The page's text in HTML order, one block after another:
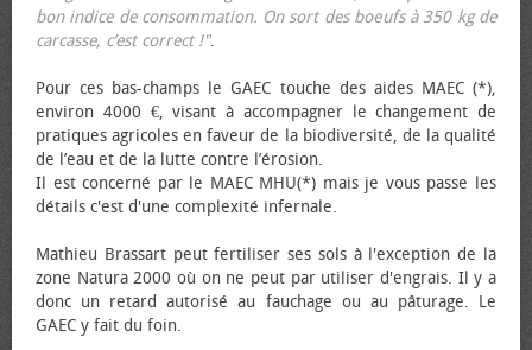
bon indice de consommation. On sort des bœufs à 350 kg de
carcasse, c’est correct !".
Pour ces bas-champs le GAEC touche des aides MAEC (*),
environ 4000 €, visant à accompagner le changement de
pratiques agricoles en faveur de la biodiversité, de la qualité
de l’eau et de la lutte contre l’érosion.
Il est concerné par le MAEC MHU(*) mais je vous passe les
détails c'est d'une complexité infernale.
Mathieu Brassart peut fertiliser ses sols à l'exception de la
zone Natura 2000 où on ne peut par utiliser d'engrais. Il y a
donc un retard autorisé au fauchage ou au pâturage. Le
GAEC y fait du foin.